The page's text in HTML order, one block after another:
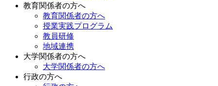
教育関係者の方へ
教育関係者の方へ
授業実践プログラム
教員研修
地域連携
大学関係者の方へ
大学関係者の方へ
行政の方へ